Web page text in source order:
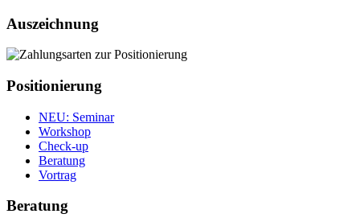
Auszeichnung
Positionierung
NEU: Seminar
Workshop
Check‐up
Beratung
Vortrag
Beratung